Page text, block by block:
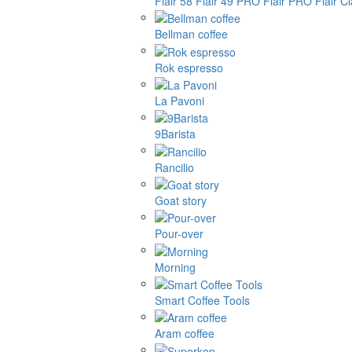
Bellman coffee
Rok espresso
La Pavoni
9Barista
Rancilio
Goat story
Pour-over
Morning
Smart Coffee Tools
Aram coffee